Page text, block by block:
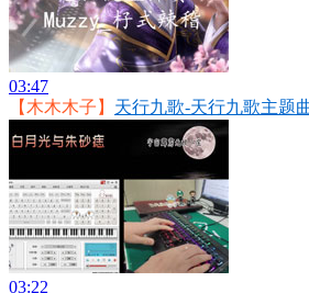
03:47
【木木木子】 天行九歌-天行九歌主题
03:22